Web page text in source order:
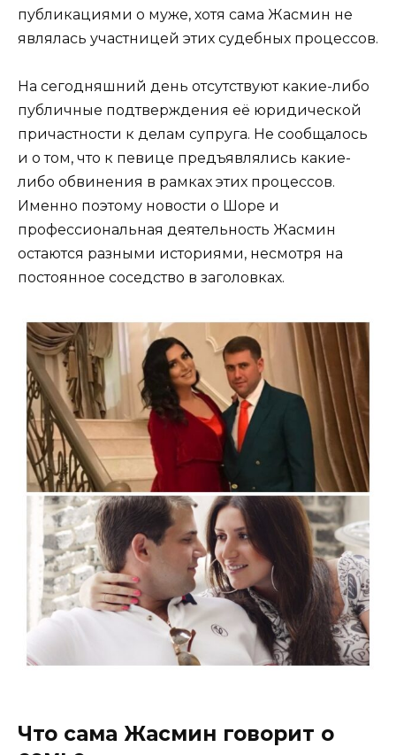
публикациями о муже, хотя сама Жасмин не
являлась участницей этих судебных процессов.
На сегодняшний день отсутствуют какие-либо
публичные подтверждения её юридической
причастности к делам супруга. Не сообщалось
и о том, что к певице предъявлялись какие-
либо обвинения в рамках этих процессов.
Именно поэтому новости о Шоре и
профессиональная деятельность Жасмин
остаются разными историями, несмотря на
постоянное соседство в заголовках.
Что сама Жасмин говорит о